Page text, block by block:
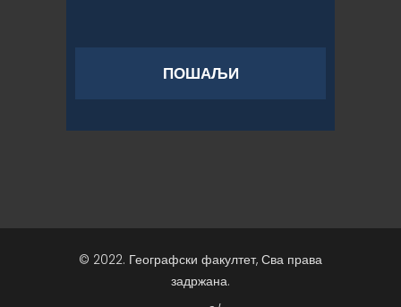
© 2022. Географски факултет, Сва права
задржана.